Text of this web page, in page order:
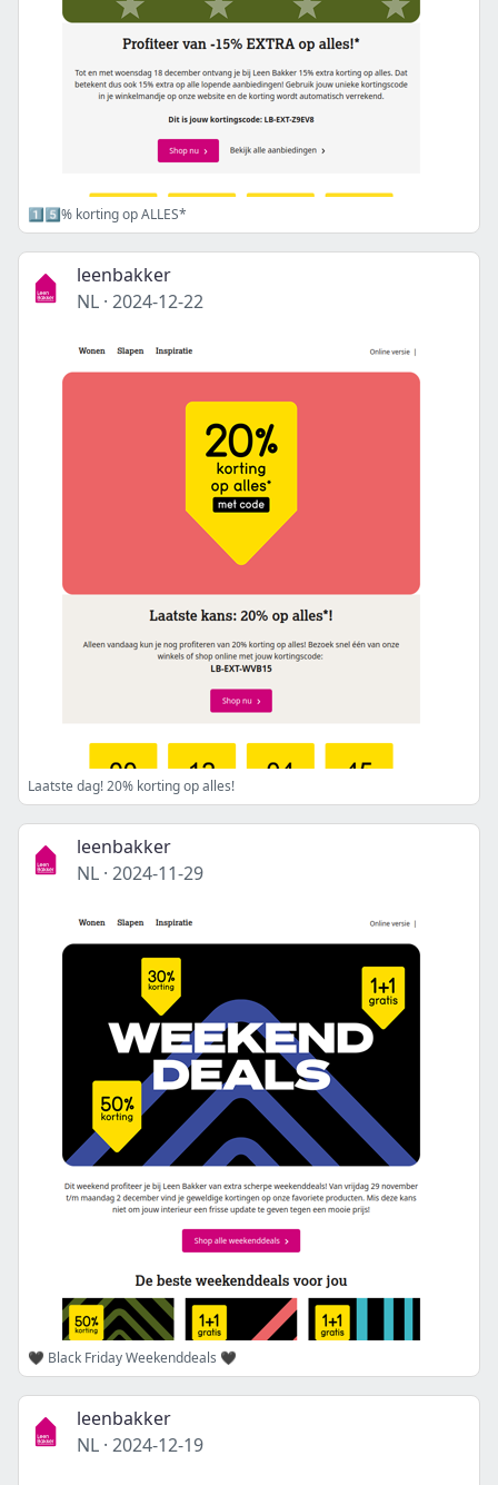
1️⃣5️⃣% korting op ALLES*
leenbakker
NL · 2024-12-22
Laatste dag! 20% korting op alles!
leenbakker
NL · 2024-11-29
🖤 Black Friday Weekenddeals 🖤
leenbakker
NL · 2024-12-19